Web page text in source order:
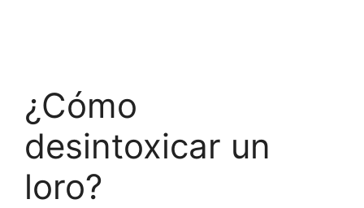
¿Cómo
desintoxicar un
loro?